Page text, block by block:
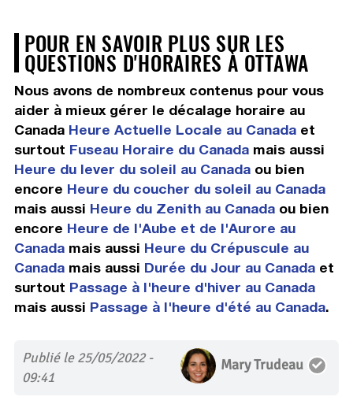
POUR EN SAVOIR PLUS SUR LES
QUESTIONS D'HORAIRES À OTTAWA
Nous avons de nombreux contenus pour vous
aider à mieux gérer le décalage horaire au
Canada Heure Actuelle Locale au Canadaet
surtout Fuseau Horaire du Canadamais aussi
Heure du lever du soleil au Canadaou bien
encore Heure du coucher du soleil au Canada
mais aussi Heure du Zenith au Canadaou bien
encore Heure de l'Aube et de l'Aurore au
Canadamais aussi Heure du Crépuscule au
Canadamais aussi Durée du Jour au Canadaet
surtout Passage à l'heure d'hiver au Canada
mais aussi Passage à l'heure d'été au Canada.
Publié le 25/05/2022 -
09:41
Mary Trudeau